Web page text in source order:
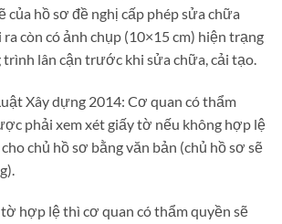
của hồ sơ đề nghị cấp phép sửa chữa
ra còn có ảnh chụp (10×15 cm) hiện trạng
trình lân cận trước khi sửa chữa, cải tạo.
Xây dựng 2014: Cơ quan có thẩm
phải xem xét giấy tờ nếu không hợp lệ
chủ hồ sơ bằng văn bản (chủ hồ sơ sẽ
hợp lệ thì cơ quan có thẩm quyền sẽ